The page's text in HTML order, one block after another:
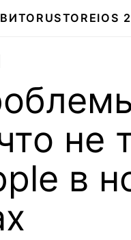
RUSTOREIOS
не
в